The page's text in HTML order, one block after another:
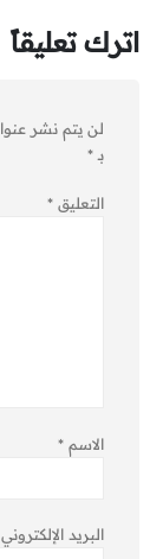
اترك تعليقاً
لن يتم نشر
بـ*
التعليق *
الاسم *
البريد الإلكتروني